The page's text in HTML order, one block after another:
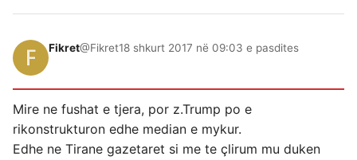
Fikret@Fikret18 shkurt 2017 në 09:03 e pasdites
Mire ne fushat e tjera, por z.Trump po e
rikonstrukturon edhe median e mykur.
Edhe ne Tirane gazetaret si me te çlirum mu duken